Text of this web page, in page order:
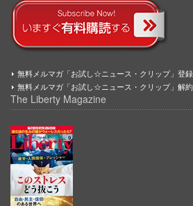
無料メルマガ「お試し☆ニュース・クリップ」登録
無料メルマガ「お試し☆ニュース・クリップ」解約
The Liberty Magazine